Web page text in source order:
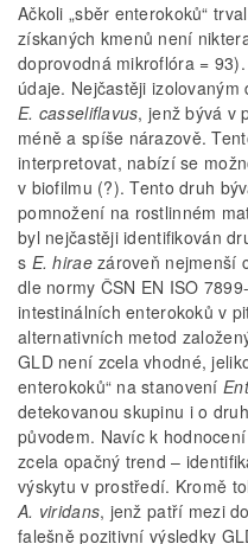
Ačkoli „sběr enterokoků“
získaných kmenů není
doprovodná mikroflóra =
údaje. Nejčastěji
E. casseliflavus, jenž bývá v
méně a spíše nárazově.
interpretovat, nabízí se
v biofilmu (?). Tento druh
pomnožení na rostlinném
byl nejčastěji identifikován
s E. hiraezároveň nejmenší
dle normy ČSN EN ISO
intestinálních enterokoků v
alternativních metod
GLD není zcela vhodné,
enterokoků“ na stanovení
detekovanou skupinu i o
původem. Navíc k
zcela opačný trend –
výskytu v prostředí. Kromě
A. viridans, jenž patří mezi
falešně pozitivní výsledky